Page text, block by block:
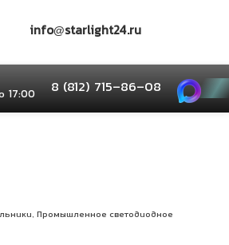
info@starlight24.ru
17:00
8 (812) 715–86–08
Промышленное светодиодное